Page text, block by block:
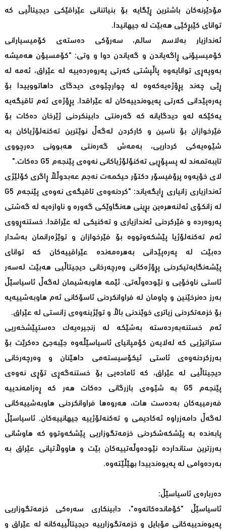
مۆدێرنەکان باشترین ڕێگایە بۆ بنیاتنانی عێراقێکی دیجیتاڵیی کە
توانای کێبڕكێی هەبێت لە جیهانیدا.
ئەندازیار بەلاسم سالم، سەرۆکی دەستەی کۆمیسیارانی
کۆمیسیۆنی ڕاگەیاندن و گەیاندن دوا و وتی: "کۆمسیۆن هەمیشە
بەوپەڕی توانایەوە پاڵپشتی کەرتی پەروەردەییە لە عێراق، ئەمە لە
ڕێی چەند پڕۆژەیەکەوە لە چوارچێوەی دیدگای داهاتووییدا بۆ
پەرەپێدانی کەرتی پەیوەندییەکان لە عێراقدا. پڕۆژەی ئەم تاقیگەیە
یەکێکە لەو دیدگایانە کە گەرەنتی دابینکردنی ژێرخان دەکات بۆ
فێرخوازان بۆ ناسین و کارکردن لەگەڵ نوێترین تەکنەلۆژیاکان بە
شێوەیەکی کرداریی، بەمەش گەرەنتی هەبوونی دەرچووی
تایبەتمەند لە پسپۆڕیی تەکنۆلۆژیاکانی نەوەی پێنجەم G5 دەکات."
لای خۆیەوە پرۆفیسۆر دکتۆر حیکمەت نەجم عەبدوڵڵا ڕاگری کۆلێژی
ئەندازیاری زانیاری ڕایگەیاند: "کردنەوەی تاقیگەی نەوەی پێنجەم G5
لە زانکۆی ئەلنەهرەین بڕینی هەنگاوێکی گەورە و ناوازەیە لە گەشتی
پەروەردە و فێرکردنی ئەندازیاری و تەکنیکی لە عێراقدا. خستنەڕووی
ئەم تەکنەلۆژیا پێشکەوتووە بۆ فێرخوازان و توێژەرانمان بەشدار
دەبێت لە پەرەپێدانی بەهرەمەندە عێراقییەکان کە توانای
پێشەنگایەتیکردنی پڕۆژەکانی وەرچەرخانی دیجیتاڵیی هەبێت لەسەر
ئاستی ناوخۆیی و نێودەوڵەتی. ئێمە هاوبەشیمان لەگەڵ ئاسیاسێڵ
بەرز دەنرخێنین و چاومان لە فراوانکردنی ئاسۆکانی ئەم هاوبەشییەیە
بۆ خزمەتکردنی زیاتری خوێندنی باڵا و توێژینەوەی زانستی لە عێراق.
ئەم خستنەبەردەستە بەشێکە لە زنجیرەیەک دەستپێشخەریی
ستراتیژیی کە لەلایەن کۆمپانیای ئاسیاسێڵەوە جێبەجێ دەکرێت بۆ
بەرزکردنەوەی ئاستی ئیکۆسیستەمی داهێنان و وەرچەرخانی
دیجیتاڵیی لە عێراق، کە ئامادەیی بۆ خستنەگەڕی تۆڕی نەوەی
پێنجەم G5 بە شێوەی بازرگانی دەکات هەر کە ڕەزامەندییە
فەرمییەکان بەدەست هات، هەروەها فراوانکردنی هاوبەشییەکانی
لەگەڵ دامەزراوە ئەکادیمی و تەکنەلۆژییە جیهانییەکان. ئاسیاسێڵ
پابەندە بە پێشکەشکردنی خزمەتگوزاریی پێشکەوتوو کە هاوشانی
بەرزترین ستانداردە نێودەوڵەتییەکان بێت و هاووڵاتیانی عێراق بە
بەردەوامی لە پەیوەندییدا بهێڵێتەوە.
دەربارەی ئاسیاسێڵ:
ئاسیاسێڵ "کۆماندەکاتەوە"، دابینکاری سەرەکی خزمەتگوزاریى
پەیوەندییەکانی مۆبایل و خزمەتگوزارییە دیجیتاڵییەکانە لە عێراق و